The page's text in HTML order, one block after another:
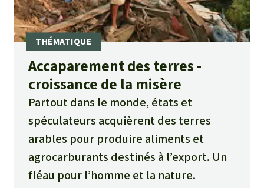
Accaparement des terres -
croissance de la misère
Partout dans le monde, états et
spéculateurs acquièrent des terres
arables pour produire aliments et
agrocarburants destinés à l’export. Un
fléau pour l’homme et la nature.